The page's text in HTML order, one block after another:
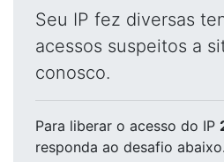
Seu IP fez diversas
acessos suspeitos a
conosco.
Para liberar o acesso do IP
responda ao desafio abaixo.